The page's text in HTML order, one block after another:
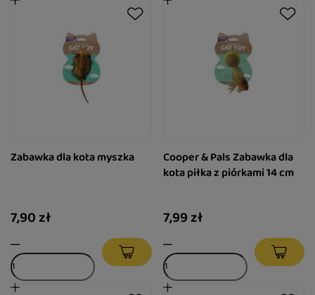
Zabawka dla kota myszka
7,90 zł
Cooper & Pals Zabawka dla
kota piłka z piórkami 14 cm
7,99 zł